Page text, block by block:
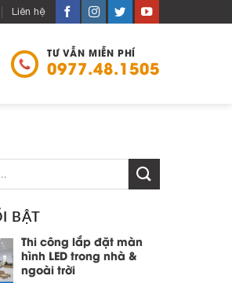
Liên hệ
TƯ VẪN MIỄN PHÍ
0977.48.1505
BẬT
Thi công lắp đặt màn
hình LED trong nhà &
ngoài trời